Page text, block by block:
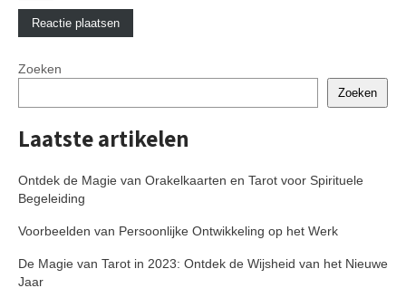
Zoeken
Zoeken
Laatste artikelen
Ontdek de Magie van Orakelkaarten en Tarot voor Spirituele
Begeleiding
Voorbeelden van Persoonlijke Ontwikkeling op het Werk
De Magie van Tarot in 2023: Ontdek de Wijsheid van het Nieuwe
Jaar